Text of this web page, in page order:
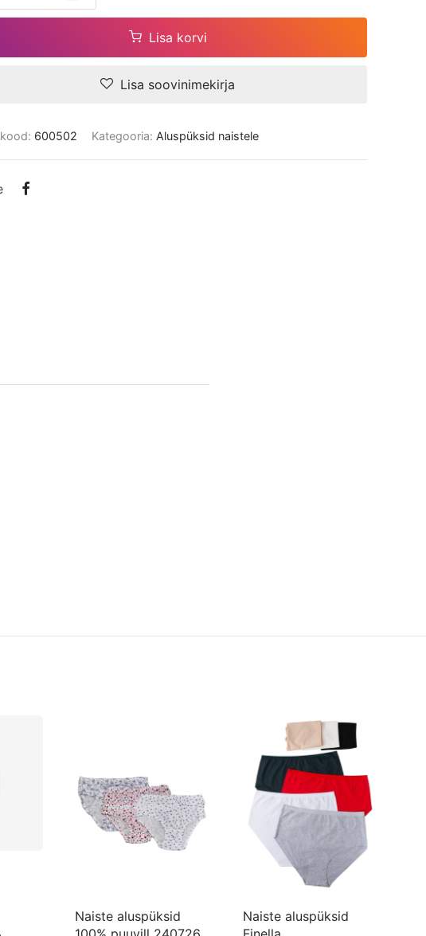
Lisa korvi
Lisa soovinimekirja
600502 Kategooria: Aluspüksid naistele
Naiste aluspüksid
Naiste aluspüksid